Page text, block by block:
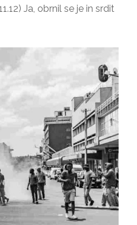
Ja, obrnil se je in srdit